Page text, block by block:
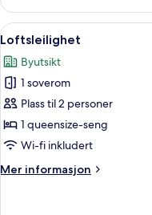
–
city
Åpne
alle
bildene
av
Loftsleilighet
10
Loftsleilighet
Byutsikt
1 soverom
Plass til 2 personer
1 queensize-seng
Wi-fi inkludert
Mer informasjon
Mer